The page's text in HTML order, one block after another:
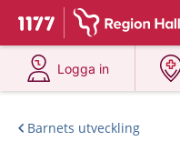
Till startsidan för 1177
Du har valt region
Logga in
på 1177.se
Barnets utveckling